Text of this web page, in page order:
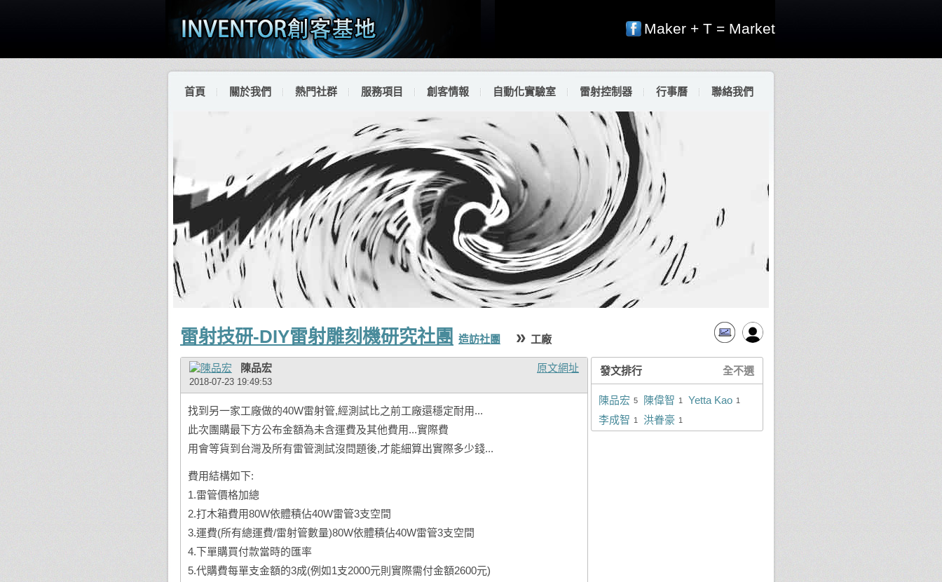
Maker + T = Market
首頁 關於我們 熱門社群 服務項目 創客情報 自動化實驗室 雷射控制器 行事曆 聯絡我們
雷射技研-DIY雷射雕刻機研究社團 造訪社團 » 工廠
原文網址
陳品宏
2018-07-23 19:49:53
找到另一家工廠做的40W雷射管,經測試比之前工廠還穩定耐用...
此次團購最下方公布金額為未含運費及其他費用...實際費
用會等貨到台灣及所有雷管測試沒問題後,才能細算出實際多少錢...
費用結構如下:
1.雷管價格加總
2.打木箱費用80W依體積佔40W雷管3支空間
3.運費(所有總運費/雷射管數量)80W依體積佔40W雷管3支空間
4.下單購買付款當時的匯率
5.代購費每單支金額的3成(例如1支2000元則實際需付金額2600元)
全不選
發文排行
5
陳品宏 1
陳偉智 1
Yetta Kao
1
李成智 1
洪眷豪